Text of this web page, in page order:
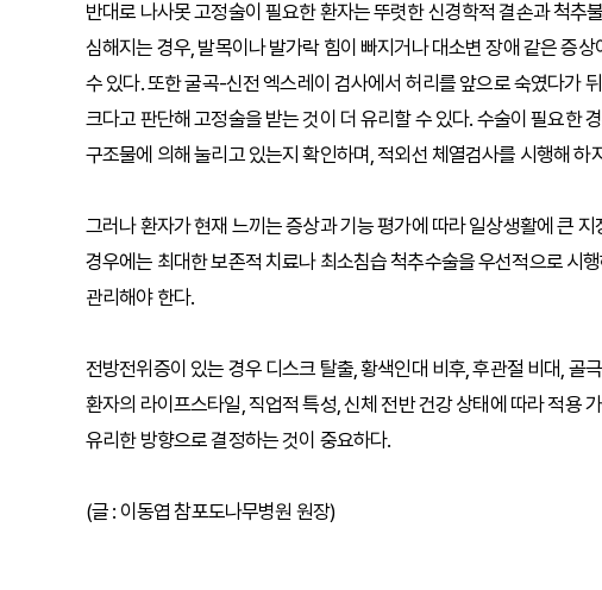
반대로 나사못 고정술이 필요한 환자는 뚜렷한 신경학적 결손과 척추
심해지는 경우, 발목이나 발가락 힘이 빠지거나 대소변 장애 같은 증
수 있다. 또한 굴곡-신전 엑스레이 검사에서 허리를 앞으로 숙였다가
크다고 판단해 고정술을 받는 것이 더 유리할 수 있다. 수술이 필요한
구조물에 의해 눌리고 있는지 확인하며, 적외선 체열검사를 시행해 하
그러나 환자가 현재 느끼는 증상과 기능 평가에 따라 일상생활에 큰
경우에는 최대한 보존적 치료나 최소침습 척추수술을 우선적으로 시
관리해야 한다.
전방전위증이 있는 경우 디스크 탈출, 황색인대 비후, 후관절 비대, 골
환자의 라이프스타일, 직업적 특성, 신체 전반 건강 상태에 따라 적용
유리한 방향으로 결정하는 것이 중요하다.
(글 : 이동엽 참포도나무병원 원장)